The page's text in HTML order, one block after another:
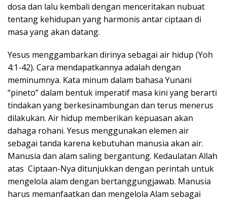
dosa dan lalu kembali dengan menceritakan nubuat
tentang kehidupan yang harmonis antar ciptaan di
masa yang akan datang.
Yesus menggambarkan dirinya sebagai air hidup (Yoh
4:1-42). Cara mendapatkannya adalah dengan
meminumnya. Kata minum dalam bahasa Yunani
“pineto” dalam bentuk imperatif masa kini yang berarti
tindakan yang berkesinambungan dan terus menerus
dilakukan. Air hidup memberikan kepuasan akan
dahaga rohani. Yesus menggunakan elemen air
sebagai tanda karena kebutuhan manusia akan air.
Manusia dan alam saling bergantung. Kedaulatan Allah
atas Ciptaan-Nya ditunjukkan dengan perintah untuk
mengelola alam dengan bertanggungjawab. Manusia
harus memanfaatkan dan mengelola Alam sebagai